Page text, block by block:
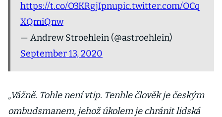
https://t.co/O3KRgjIpnupic.twitter.com/OCq
XQmiQnw
— Andrew Stroehlein (@astroehlein)
September 13, 2020
„Vážně. Tohle není vtip. Tenhle člověk je českým
ombudsmanem, jehož úkolem je chránit lidská